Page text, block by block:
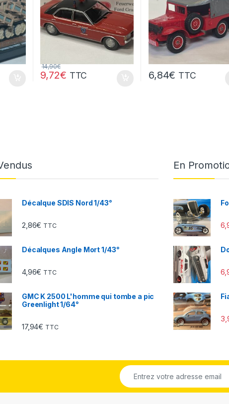
9,72€
14,90€
TTC 6,84€ TTC
Décalque SDIS Nord 1/43°
2,86€ TTC
Décalques Angle Mort 1/43°
4,96€ TTC
GMC K 2500 L'homme qui tombe a pic
Greenlight 1/64°
17,94€ TTC
En